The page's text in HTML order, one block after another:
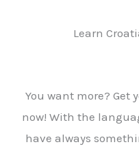
Learn
You want more? Get
now! With the
have always